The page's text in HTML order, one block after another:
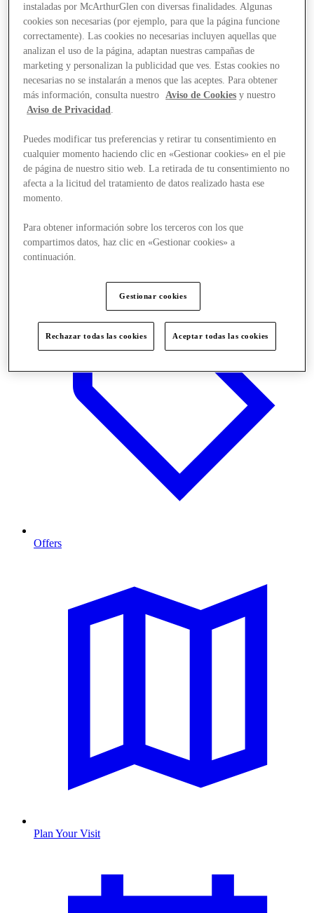
Stores
Offers
Plan Your Visit
instaladas por McArthurGlen con diversas finalidades. Algunas
cookies son necesarias (por ejemplo, para que la página funcione
correctamente). Las cookies no necesarias incluyen aquellas que
analizan el uso de la página, adaptan nuestras campañas de
marketing y personalizan la publicidad que ves. Estas cookies no
necesarias no se instalarán a menos que las aceptes. Para obtener
más información, consulta nuestro
Aviso de Cookies y nuestro
Aviso de Privacidad
Puedes modificar tus preferencias y retirar tu consentimiento en
cualquier momento haciendo clic en «Gestionar cookies» en el pie
de página de nuestro sitio web. La retirada de tu consentimiento no
afecta a la licitud del tratamiento de datos realizado hasta ese
momento.
Para obtener información sobre los terceros con los que
compartimos datos, haz clic en «Gestionar cookies» a
continuación.
Gestionar cookies
Rechazar todas las cookies Aceptar todas las cookies